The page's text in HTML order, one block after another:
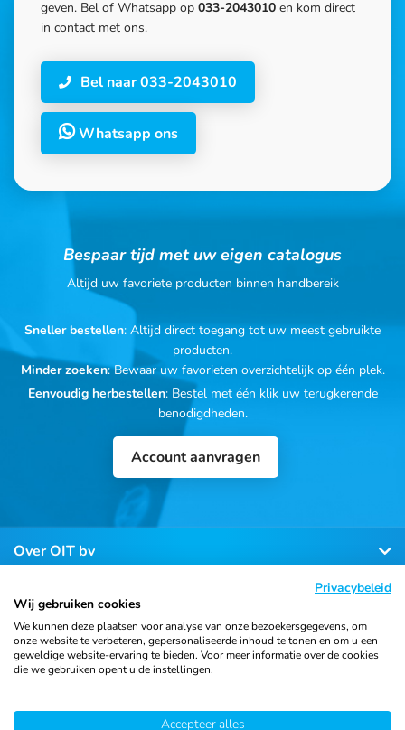
geven. Bel of Whatsapp op 033-2043010 en kom direct
in contact met ons.
Bel naar 033-2043010
Whatsapp ons
Bespaar tijd met uw eigen catalogus
Altijd uw favoriete producten binnen handbereik
Sneller bestellen: Altijd direct toegang tot uw meest gebruikte
producten.
Minder zoeken: Bewaar uw favorieten overzichtelijk op één plek.
Eenvoudig herbestellen: Bestel met één klik uw terugkerende
benodigdheden.
Account aanvragen
Over OIT bv
Klantenservice
Contact
Algemene voorwaarden
Privacybeleid
Wij gebruiken cookies
We kunnen deze plaatsen voor analyse van onze bezoekersgegevens, om
onze website te verbeteren, gepersonaliseerde inhoud te tonen en om u een
geweldige website-ervaring te bieden. Voor meer informatie over de cookies
die we gebruiken opent u de instellingen.
Accepteer alles